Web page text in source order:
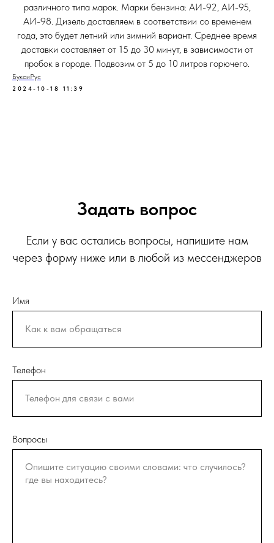
различного типа марок. Марки бензина: АИ-92, АИ-95,
АИ-98. Дизель доставляем в соответствии со временем
года, это будет летний или зимний вариант. Среднее время
доставки составляет от 15 до 30 минут, в зависимости от
пробок в городе. Подвозим от 5 до 10 литров горючего.
БуксиРус
2024-10-18 11:39
Задать вопрос
Если у вас остались вопросы, напишите нам
через форму ниже или в любой из мессенджеров
Имя
Телефон
Вопросы